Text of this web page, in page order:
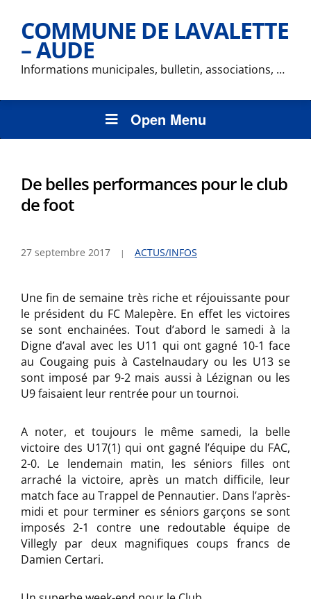
COMMUNE DE LAVALETTE
– AUDE
Informations municipales, bulletin, associations, …
Open Menu
De belles performances pour le club
de foot
27 septembre 2017 ACTUS/INFOS
Une fin de semaine très riche et réjouissante pour
le président du FC Malepère. En effet les victoires
se sont enchainées. Tout d’abord le samedi à la
Digne d’aval avec les U11 qui ont gagné 10-1 face
au Cougaing puis à Castelnaudary ou les U13 se
sont imposé par 9-2 mais aussi à Lézignan ou les
U9 faisaient leur rentrée pour un tournoi.
A noter, et toujours le même samedi, la belle
victoire des U17(1) qui ont gagné l’équipe du FAC,
2-0. Le lendemain matin, les séniors filles ont
arraché la victoire, après un match difficile, leur
match face au Trappel de Pennautier. Dans l’après-
midi et pour terminer es séniors garçons se sont
imposés 2-1 contre une redoutable équipe de
Villegly par deux magnifiques coups francs de
Damien Certari.